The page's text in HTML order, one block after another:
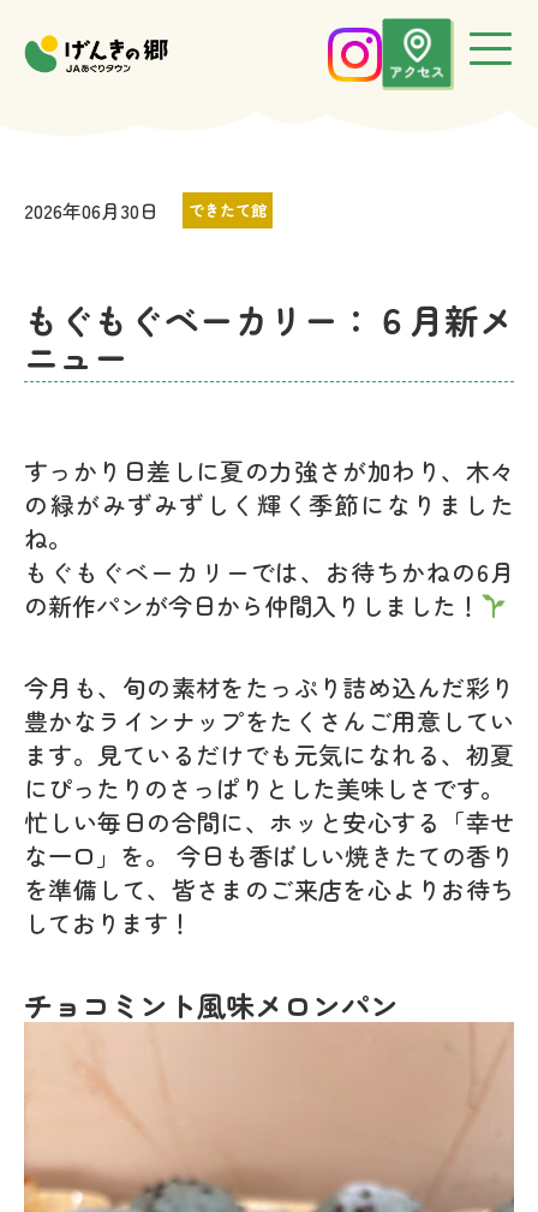
2026年06月30日 できたて館
もぐもぐベーカリー：６月新メ
ニュー
すっかり日差しに夏の力強さが加わり、木々
の緑がみずみずしく輝く季節になりました
ね。
もぐもぐベーカリーでは、お待ちかねの6月
の新作パンが今日から仲間入りしました！
今月も、旬の素材をたっぷり詰め込んだ彩り
豊かなラインナップをたくさんご用意してい
ます。見ているだけでも元気になれる、初夏
にぴったりのさっぱりとした美味しさです。
忙しい毎日の合間に、ホッと安心する「幸せ
な一口」を。 今日も香ばしい焼きたての香り
を準備して、皆さまのご来店を心よりお待ち
しております！
チョコミント風味メロンパン